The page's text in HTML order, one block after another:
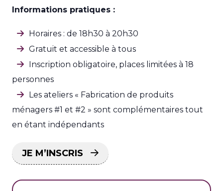
Informations pratiques :
Horaires : de 18h30 à 20h30
Gratuit et accessible à tous
Inscription obligatoire, places limitées à 18
personnes
Les ateliers « Fabrication de produits
ménagers #1 et #2 » sont complémentaires tout
en étant indépendants
JE M’INSCRIS